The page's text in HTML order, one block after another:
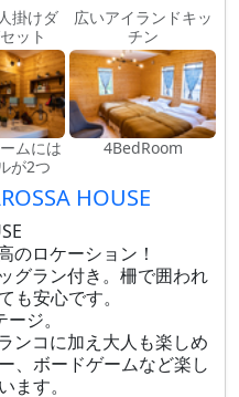
掛けダ
ット
広いアイランドキッ
チン
ムには
が2つ
4BedRoom
HOUSE
のロケーション！
グラン付き。柵で囲われ
も安心です。
ジ。
ンコに加え大人も楽しめ
、ボードゲームなど楽し
ます。